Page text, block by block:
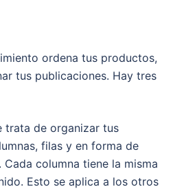
ordena tus productos,
tus publicaciones. Hay tres
trata de organizar tus
filas y en forma de
columna tiene la misma
Esto se aplica a los otros